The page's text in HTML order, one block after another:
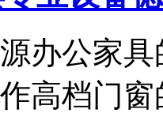
办公家
高档门